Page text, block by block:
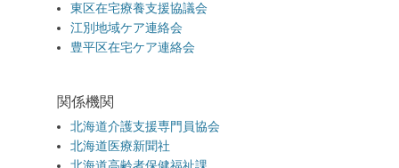
東区在宅療養支援協議会
江別地域ケア連絡会
豊平区在宅ケア連絡会
関係機関
北海道介護支援専門員協会
北海道医療新聞社